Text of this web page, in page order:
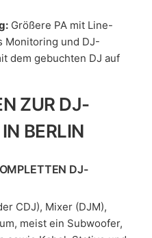
Größere PA mit Line-
Monitoring und DJ-
dem gebuchten DJ auf
ZUR DJ-
BERLIN
DJ-
CDJ), Mixer (DJM),
meist ein Subwoofer,